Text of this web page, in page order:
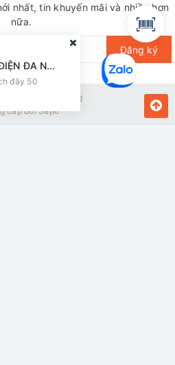
nhất, tin khuyến mãi và nhiều hơn
nữa.
Đăng ký
thuộc về Kiến Vàng
cấp bởiSapo
NỒI ÁP SUẤT ĐIỆN ĐA NĂNG SUNHOUSE SHD1656
đây 50